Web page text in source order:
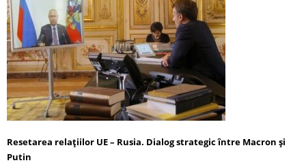
Resetarea relațiilor UE – Rusia. Dialog strategic între Macron și
Putin